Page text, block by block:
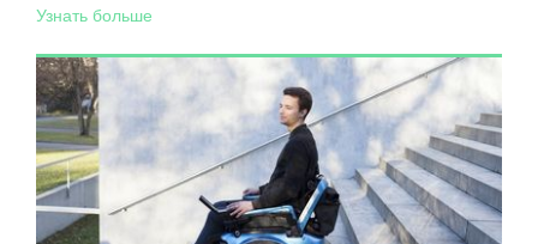
Узнать больше